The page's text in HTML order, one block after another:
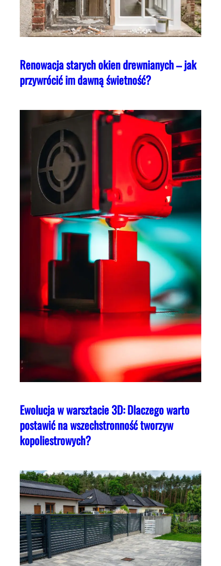
Renowacja starych okien drewnianych – jak
przywrócić im dawną świetność?
Ewolucja w warsztacie 3D: Dlaczego warto
postawić na wszechstronność tworzyw
kopoliestrowych?